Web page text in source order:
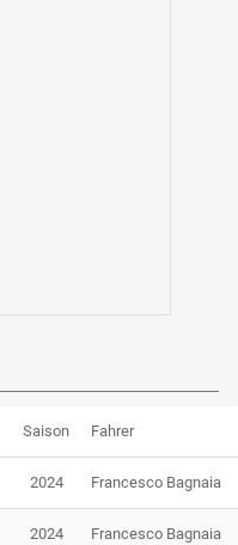
Saison Fahrer
2024 Francesco Bagnaia
2024 Francesco Bagnaia